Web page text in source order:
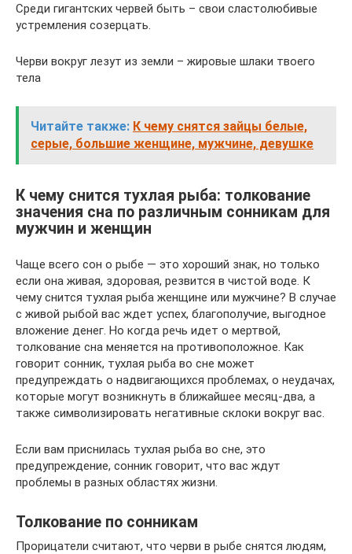
Среди гигантских червей быть – свои сластолюбивые
устремления созерцать.
Черви вокруг лезут из земли – жировые шлаки твоего
тела
Читайте также: К чему снятся зайцы белые,
серые, большие женщине, мужчине, девушке
К чему снится тухлая рыба: толкование
значения сна по различным сонникам для
мужчин и женщин
Чаще всего сон о рыбе — это хороший знак, но только
если она живая, здоровая, резвится в чистой воде. К
чему снится тухлая рыба женщине или мужчине? В случае
с живой рыбой вас ждет успех, благополучие, выгодное
вложение денег. Но когда речь идет о мертвой,
толкование сна меняется на противоположное. Как
говорит сонник, тухлая рыба во сне может
предупреждать о надвигающихся проблемах, о неудачах,
которые могут возникнуть в ближайшее месяц-два, а
также символизировать негативные склоки вокруг вас.
Если вам приснилась тухлая рыба во сне, это
предупреждение, сонник говорит, что вас ждут
проблемы в разных областях жизни.
Толкование по сонникам
Прорицатели считают, что черви в рыбе снятся людям,